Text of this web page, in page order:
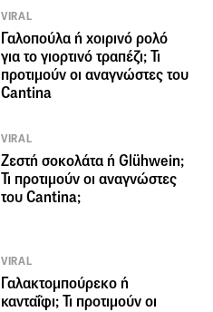
VIRAL
Γαλοπούλα ή χοιρινό ρολό
για το γιορτινό τραπέζι; Τι
προτιμούν οι αναγνώστες του
Cantina
VIRAL
Ζεστή σοκολάτα ή Glühwein;
Τι προτιμούν οι αναγνώστες
του Cantina;
VIRAL
Γαλακτομπούρεκο ή
κανταΐφι; Τι προτιμούν οι